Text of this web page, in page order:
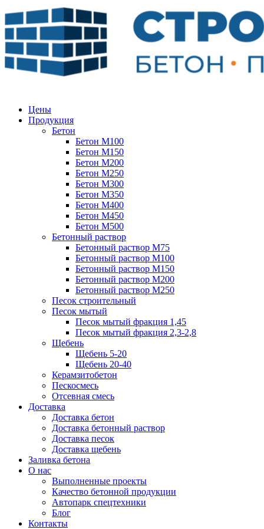
Цены
Продукция
Бетон
Бетон М100
Бетон М150
Бетон М200
Бетон М250
Бетон М300
Бетон М350
Бетон М400
Бетон М450
Бетон М500
Бетонный раствор
Бетонный раствор М75
Бетонный раствор М100
Бетонный раствор М150
Бетонный раствор М200
Бетонный раствор М250
Песок строительный
Песок мытый
Песок мытый фракция 1,45
Песок мытый фракция 2,3-2,8
Щебень
Щебень 5-20
Щебень 20-40
Керамзитобетон
Пескосмесь
Отсевная смесь
Доставка
Доставка бетон
Доставка бетонный раствор
Доставка песок
Доставка щебень
Заливка бетона
О нас
Выполненные проекты
Качество бетонной продукции
Автопарк спецтехники
Блог
Контакты